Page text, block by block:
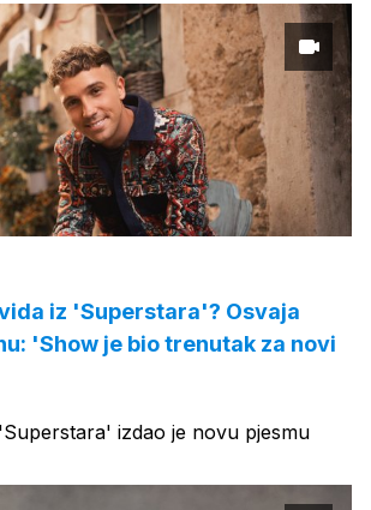
iz 'Superstara'? Osvaja
'Show je bio trenutak za novi
izdao je novu pjesmu